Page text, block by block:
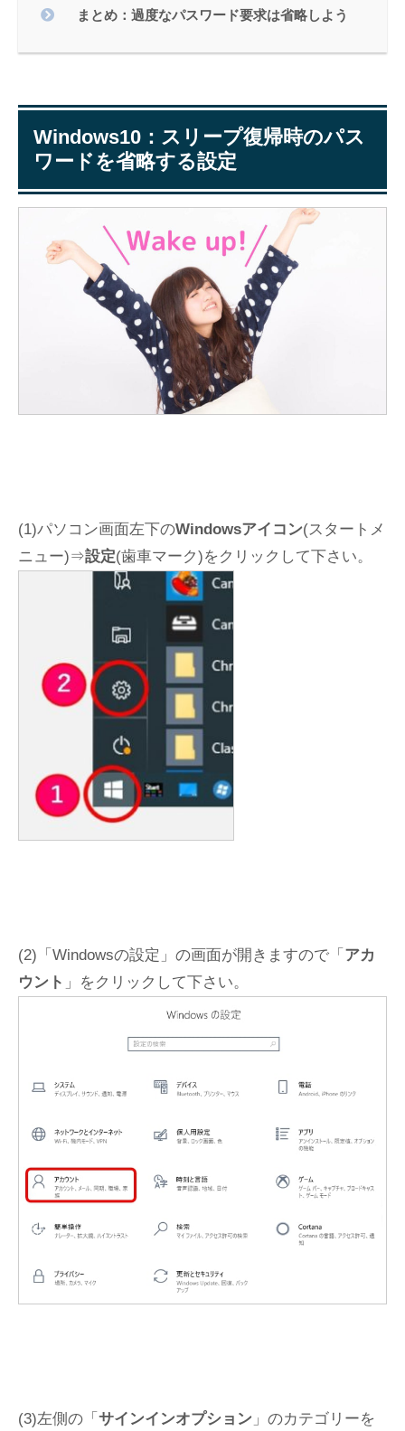
まとめ：過度なパスワード要求は省略しよう
Windows10：スリープ復帰時のパス
ワードを省略する設定
(1)パソコン画面左下のWindowsアイコン(スタートメ
ニュー)⇒設定(歯車マーク)をクリックして下さい。
(2)「Windowsの設定」の画面が開きますので「 アカ
ウント 」をクリックして下さい。
(3)左側の「 サインインオプション 」のカテゴリーを